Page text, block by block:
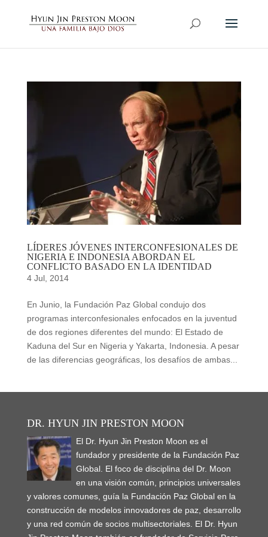
LÍDERES JÓVENES INTERCONFESIONALES DE
NIGERIA E INDONESIA ABORDAN EL
CONFLICTO BASADO EN LA IDENTIDAD
4 Jul, 2014
En Junio, la Fundación Paz Global condujo dos
programas interconfesionales enfocados en la juventud
de dos regiones diferentes del mundo: El Estado de
Kaduna del Sur en Nigeria y Yakarta, Indonesia. A pesar
de las diferencias geográficas, los desafíos de ambas...
DR. HYUN JIN PRESTON MOON
El Dr. Hyun Jin Preston Moon es el
fundador y presidente de la Fundación Paz
Global. El foco de disciplina del Dr. Moon
en una visión común, principios universales
y valores comunes, guía la Fundación Paz Global en la
construcción de modelos innovadores de paz, desarrollo
y una red común de socios multisectoriales. El Dr. Hyun